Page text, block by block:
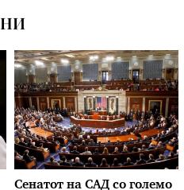
Сенатот на САД со големо